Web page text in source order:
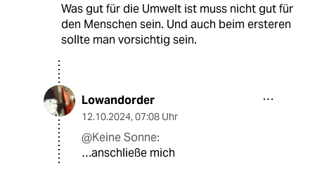
Was gut für die Umwelt ist muss nicht gut für
den Menschen sein. Und auch beim ersteren
sollte man vorsichtig sein.
Lowandorder
12.10.2024, 07:08 Uhr
@Keine Sonne:
…anschließe mich